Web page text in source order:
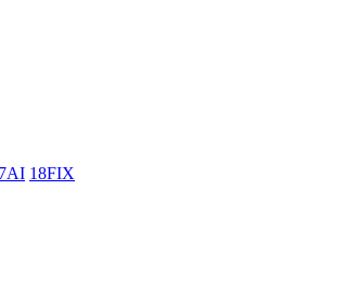
18FIX